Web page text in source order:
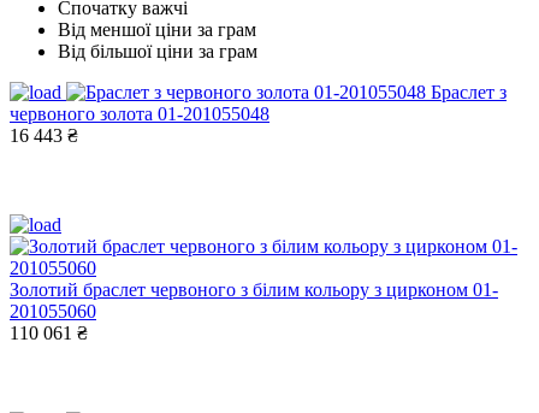
Спочатку важчі
Від меншої ціни за грам
Від більшої ціни за грам
Браслет з
червоного золота 01-201055048
16 443 ₴
Золотий браслет червоного з білим кольору з цирконом 01-
201055060
110 061 ₴